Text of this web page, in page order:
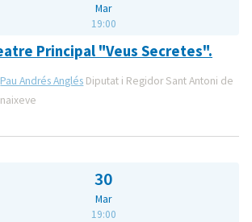
Mar
19:00
Principal "Veus Secretes".
Pau Andrés Anglés Diputat i Regidor Sant Antoni de
30
Mar
19:00